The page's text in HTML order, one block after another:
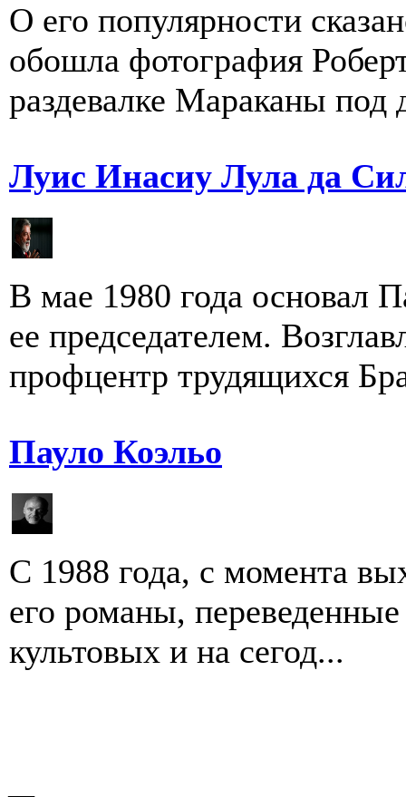
О его популярности
обошла фотография
раздевалке Мараканы под
Луис Инасиу Лула да
В мае 1980 года основал
ее председателем.
профцентр трудящихся
Пауло Коэльо
С 1988 года, с момента
его романы,
культовых и на сегод...